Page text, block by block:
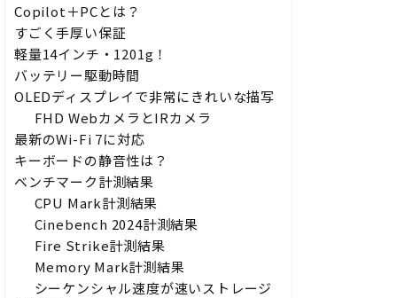
Copilot＋PCとは？
すごく手厚い保証
軽量14インチ・1201g！
バッテリー駆動時間
OLEDディスプレイで非常にきれいな描写
FHD WebカメラとIRカメラ
最新のWi-Fi 7に対応
キーボードの静音性は？
ベンチマーク計測結果
CPU Mark計測結果
Cinebench 2024計測結果
Fire Strike計測結果
Memory Mark計測結果
シーケンシャル速度が速いストレージ